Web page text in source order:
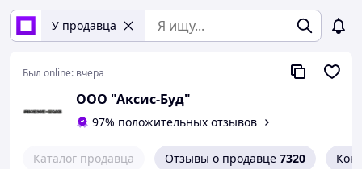
У продавца
Был online: вчера
ООО "Аксис-Буд"
97% положительных отзывов
Каталог продавца Отзывы о продавце 7320